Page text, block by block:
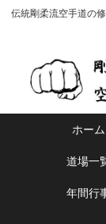
伝統剛柔流空手道の
ホーム
道場一
年間行